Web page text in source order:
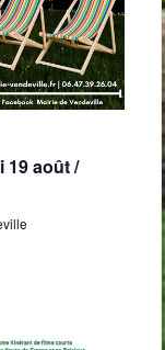
19 août /